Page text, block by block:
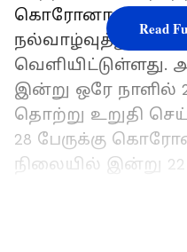
கொரோனா பாதிப்பு
நல்வாழ்வுத்துறை
வெளியிட்டுள்ளது.
இன்று ஒரே நாளில்
தொற்று உறுதி
28 பேருக்கு
நிலையில் இன்று
Read